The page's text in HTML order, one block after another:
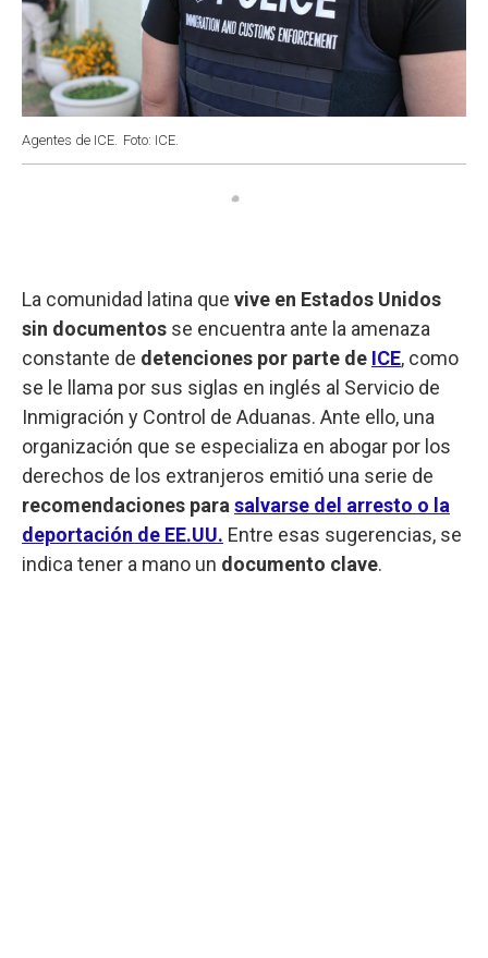
Agentes de ICE. Foto: ICE.
La comunidad latina que vive en Estados Unidos
sin documentos se encuentra ante la amenaza
constante de detenciones por parte de ICE, como
se le llama por sus siglas en inglés al Servicio de
Inmigración y Control de Aduanas. Ante ello, una
organización que se especializa en abogar por los
derechos de los extranjeros emitió una serie de
recomendaciones para salvarse del arresto o la
deportación de EE.UU. Entre esas sugerencias, se
indica tener a mano un documento clave.